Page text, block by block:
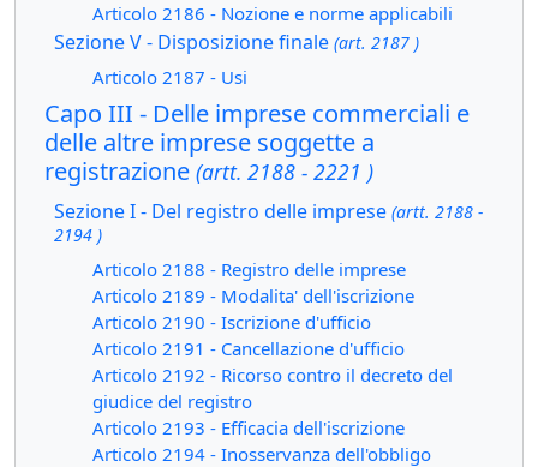
Articolo 2186 - Nozione e norme applicabili
Sezione V - Disposizione finale (art. 2187 )
Articolo 2187 - Usi
Capo III - Delle imprese commerciali e
delle altre imprese soggette a
registrazione (artt. 2188 - 2221 )
Sezione I - Del registro delle imprese (artt. 2188 -
2194 )
Articolo 2188 - Registro delle imprese
Articolo 2189 - Modalita' dell'iscrizione
Articolo 2190 - Iscrizione d'ufficio
Articolo 2191 - Cancellazione d'ufficio
Articolo 2192 - Ricorso contro il decreto del
giudice del registro
Articolo 2193 - Efficacia dell'iscrizione
Articolo 2194 - Inosservanza dell'obbligo